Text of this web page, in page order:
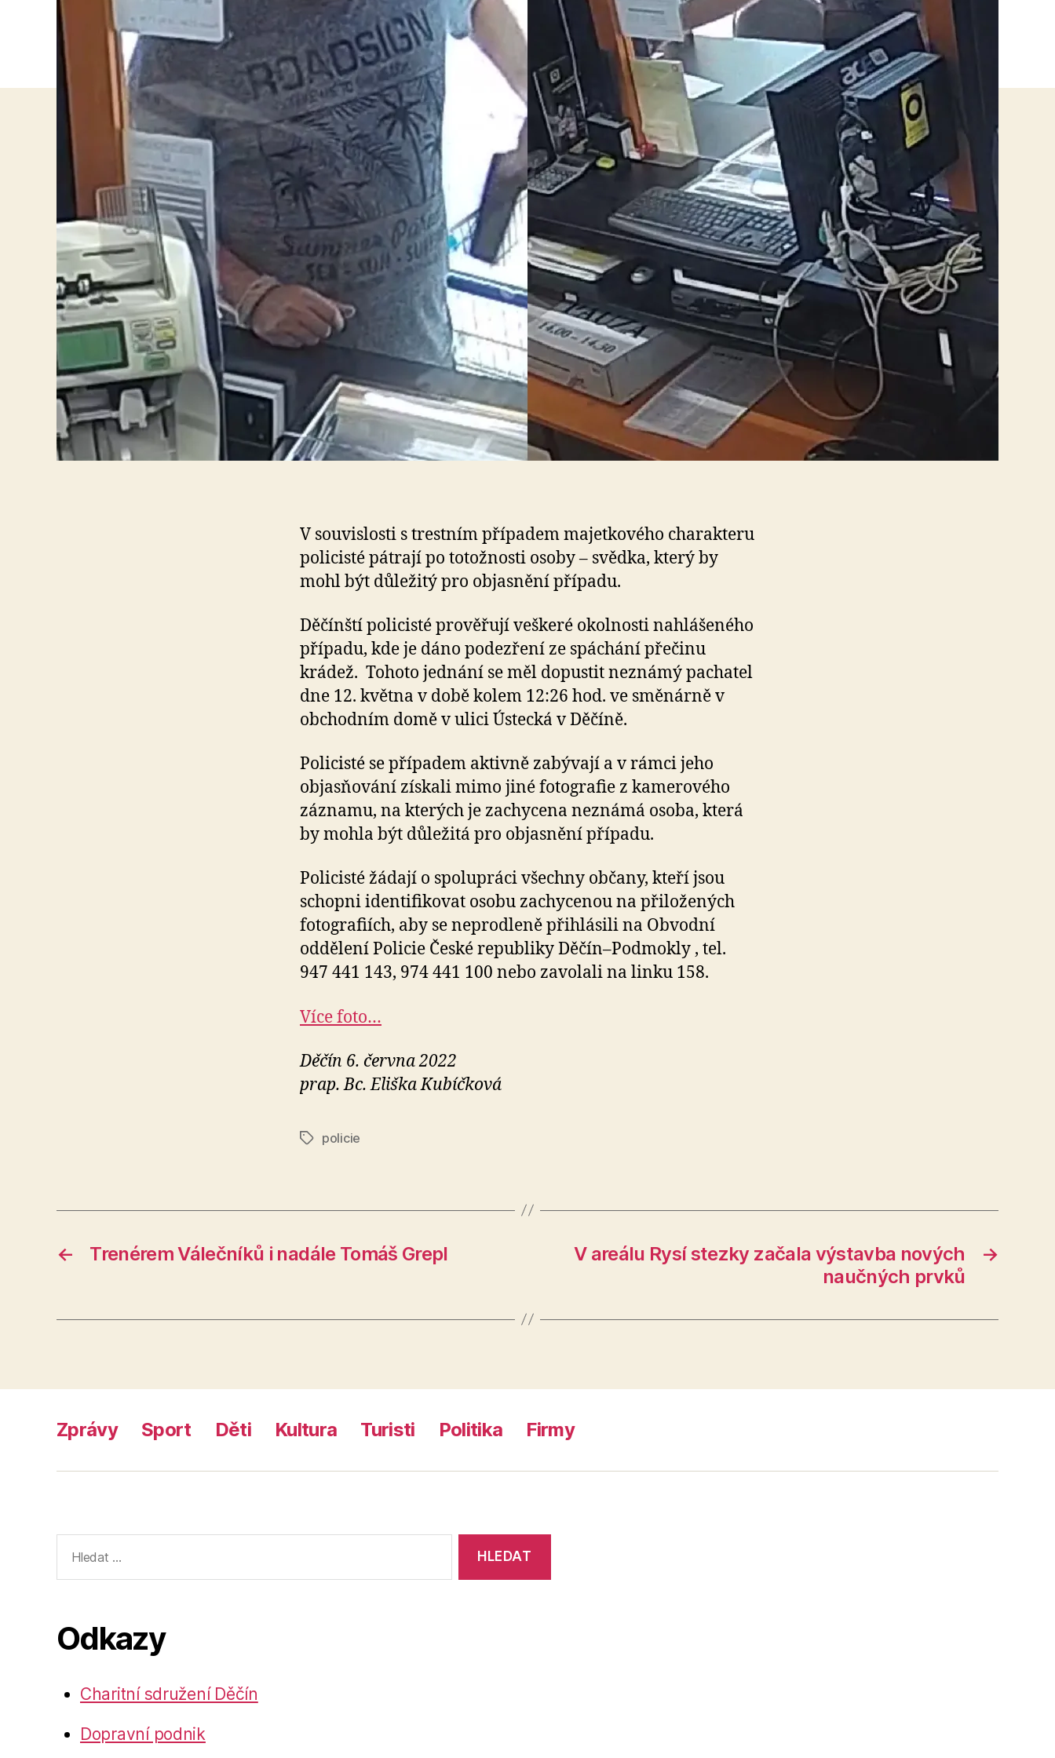
V souvislosti s trestním případem majetkového charakteru
policisté pátrají po totožnosti osoby – svědka, který by
mohl být důležitý pro objasnění případu.
Děčínští policisté prověřují veškeré okolnosti nahlášeného
případu, kde je dáno podezření ze spáchání přečinu
krádež. Tohoto jednání se měl dopustit neznámý pachatel
dne 12. května v době kolem 12:26 hod. ve směnárně v
obchodním domě v ulici Ústecká v Děčíně.
Policisté se případem aktivně zabývají a v rámci jeho
objasňování získali mimo jiné fotografie z kamerového
záznamu, na kterých je zachycena neznámá osoba, která
by mohla být důležitá pro objasnění případu.
Policisté žádají o spolupráci všechny občany, kteří jsou
schopni identifikovat osobu zachycenou na přiložených
fotografiích, aby se neprodleně přihlásili na Obvodní
oddělení Policie České republiky Děčín–Podmokly , tel.
947 441 143, 974 441 100 nebo zavolali na linku 158.
Více foto…
Děčín 6. června 2022
prap. Bc. Eliška Kubíčková
Štítkypolicie
← Trenérem Válečníků i nadále Tomáš Grepl →
V areálu Rysí stezky začala výstavba nových
naučných prvků
Zprávy Sport Děti Kultura Turisti Politika Firmy
vyhledávání:
Odkazy
Charitní sdružení Děčín
Dopravní podnik